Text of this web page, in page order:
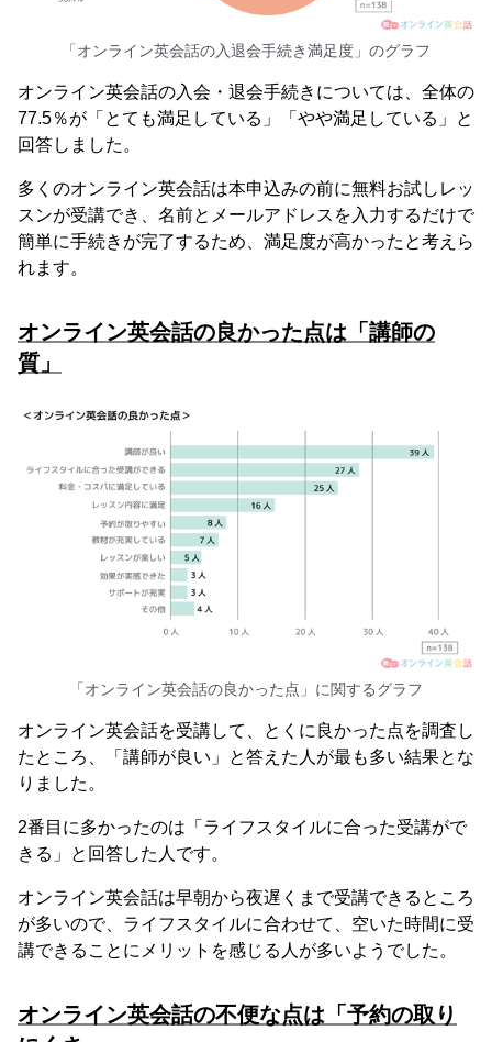
「オンライン英会話の入退会手続き満足度」のグラフ
オンライン英会話の入会・退会手続きについては、全体の
77.5％が「とても満足している」「やや満足している」と
回答しました。
多くのオンライン英会話は本申込みの前に無料お試しレッ
スンが受講でき、名前とメールアドレスを入力するだけで
簡単に手続きが完了するため、満足度が高かったと考えら
れます。
オンライン英会話の良かった点は「講師の
質」
「オンライン英会話の良かった点」に関するグラフ
オンライン英会話を受講して、とくに良かった点を調査し
たところ、「講師が良い」と答えた人が最も多い結果とな
りました。
2番目に多かったのは「ライフスタイルに合った受講がで
きる」と回答した人です。
オンライン英会話は早朝から夜遅くまで受講できるところ
が多いので、ライフスタイルに合わせて、空いた時間に受
講できることにメリットを感じる人が多いようでした。
オンライン英会話の不便な点は「予約の取り